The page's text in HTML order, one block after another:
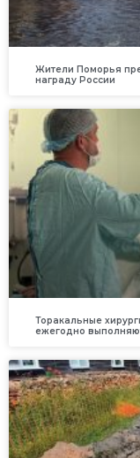
Жители Поморья
награду России
Торакальные
ежегодно